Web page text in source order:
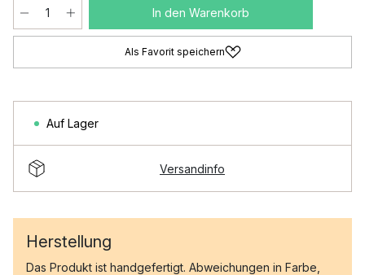
In den Warenkorb
Als Favorit speichern
Auf Lager
Versandinfo
Herstellung
Das Produkt ist handgefertigt. Abweichungen in Farbe,